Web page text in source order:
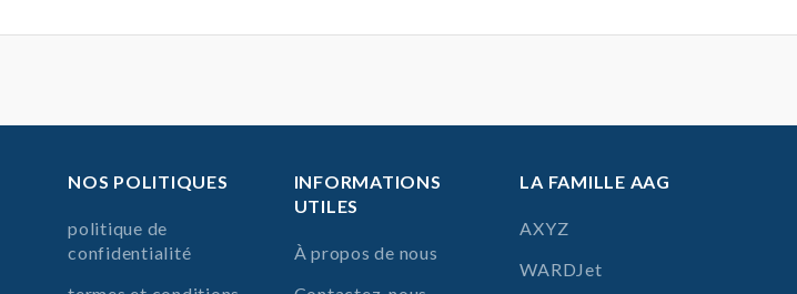
NOS POLITIQUES
politique de
confidentialité
INFORMATIONS
UTILES
À propos de nous
LA FAMILLE AAG
AXYZ
WARDJet